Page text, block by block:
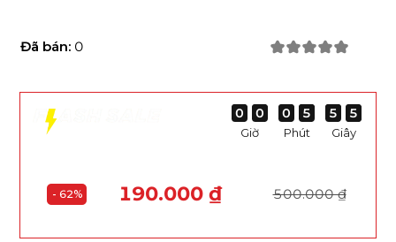
Đã bán: 0
0
0
0
0 0
0
0
0 0
0
0
0 5
5
5
5 5
5
5
5 4
4
4
4
Giờ Phút Giây
190.000 ₫ 500.000 ₫
- 62%